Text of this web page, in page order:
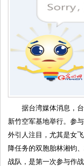
据台湾媒体消息，
新竹空军基地举行。参
外引人注目，尤其是女
降任务的双胞胎林湘钧
战队，是第一次参与作